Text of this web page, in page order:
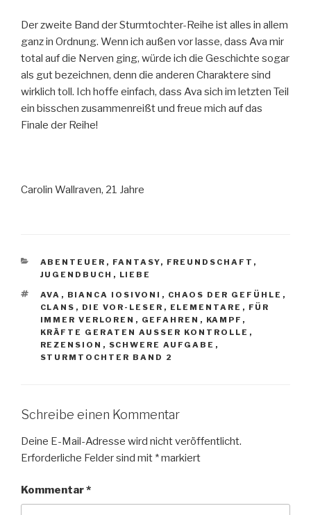
Der zweite Band der Sturmtochter-Reihe ist alles in allem
ganz in Ordnung. Wenn ich außen vor lasse, dass Ava mir
total auf die Nerven ging, würde ich die Geschichte sogar
als gut bezeichnen, denn die anderen Charaktere sind
wirklich toll. Ich hoffe einfach, dass Ava sich im letzten Teil
ein bisschen zusammenreißt und freue mich auf das
Finale der Reihe!
Carolin Wallraven, 21 Jahre
KATEGORIEN
ABENTEUER , FANTASY, FREUNDSCHAFT ,
JUGENDBUCH , LIEBE
SCHLAGWÖRTER
AVA , BIANCA IOSIVONI , CHAOS DER GEFÜHLE ,
CLANS , DIE VOR-LESER , ELEMENTARE , FÜR
IMMER VERLOREN , GEFAHREN , KAMPF ,
KRÄFTE GERATEN AUSSER KONTROLLE
,
REZENSION , SCHWERE AUFGABE ,
STURMTOCHTER BAND 2
Schreibe einen Kommentar
Deine E-Mail-Adresse wird nicht veröffentlicht.
Erforderliche Felder sind mit *markiert
Kommentar*